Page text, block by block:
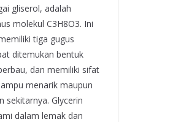
gliserol, adalah
molekul C3H8O3. Ini
tiga gugus
ditemukan bentuk
dan memiliki sifat
menarik maupun
sekitarnya. Glycerin
dalam lemak dan